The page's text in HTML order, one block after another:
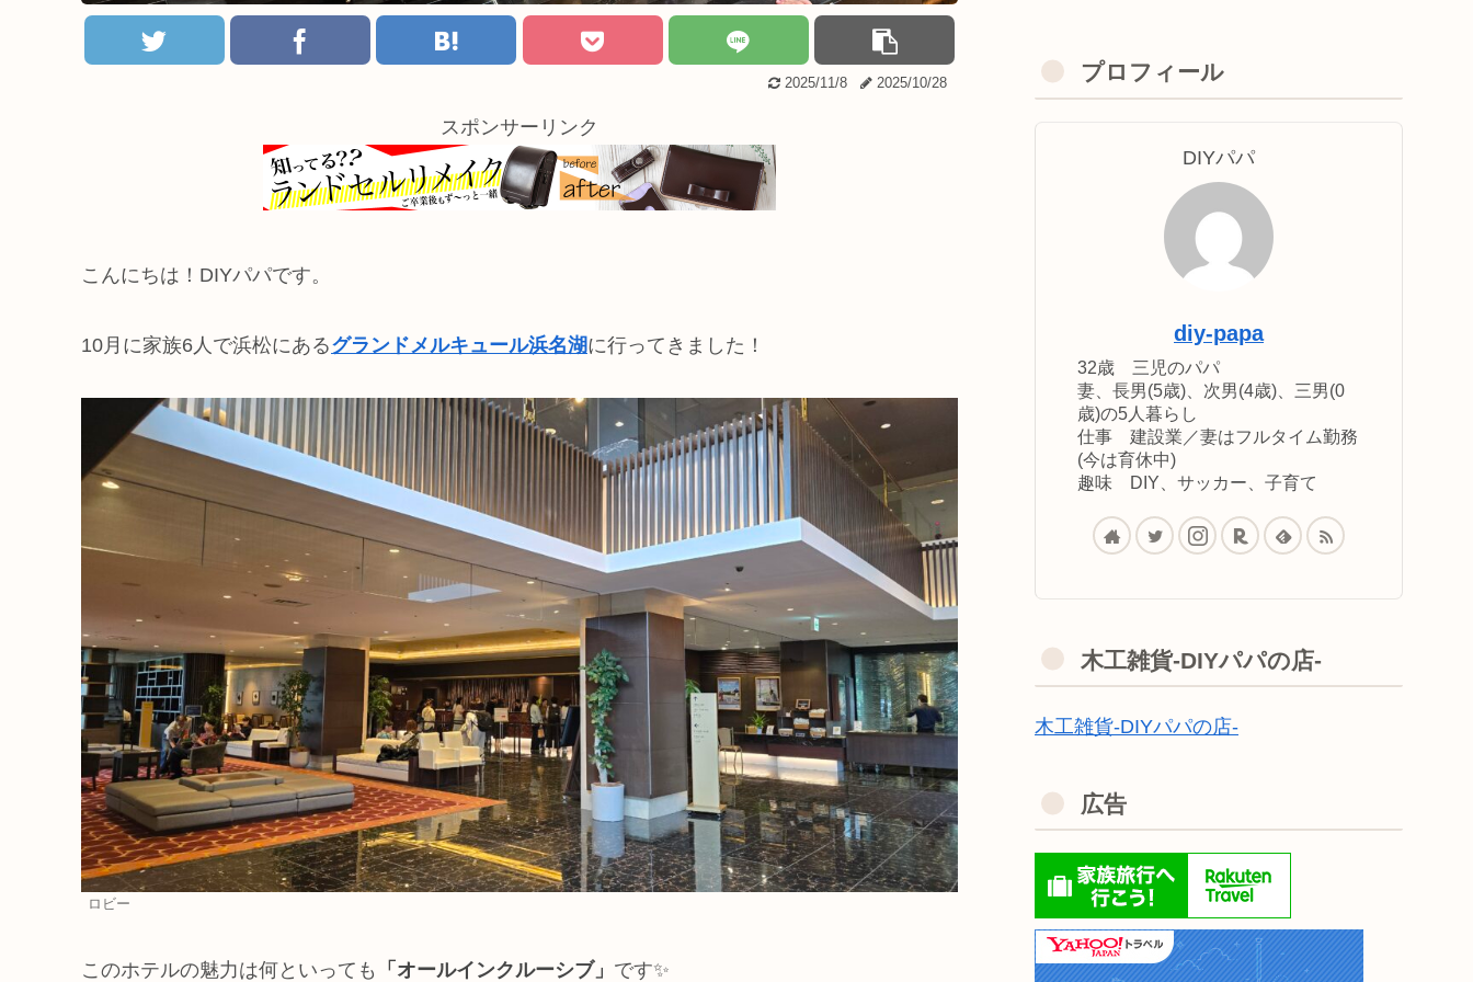
2025/11/8 2025/10/28
スポンサーリンク
こんにちは！DIYパパです。
10月に家族6人で浜松にあるグランドメルキュール浜名湖に行ってきました！
ロビー
このホテルの魅力は何といっても 「オールインクルーシブ」 です✨
プロフィール
DIYパパ
diy-papa
32歳 三児のパパ
妻、長男(5歳)、次男(4歳)、三男(0
歳)の5人暮らし
仕事 建設業／妻はフルタイム勤務
(今は育休中)
趣味 DIY、サッカー、子育て
木工雑貨-DIYパパの店-
木工雑貨-DIYパパの店-
広告